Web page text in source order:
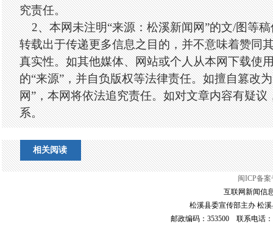
究责任。
2、本网未注明“来源：松溪新闻网”的文/图等稿
转载出于传递更多信息之目的，并不意味着赞同
真实性。如其他媒体、网站或个人从本网下载使
的“来源”，并自负版权等法律责任。如擅自篡改
网”，本网将依法追究责任。如对文章内容有疑议
系。
相关阅读
闽ICP备案
互联网新闻信
松溪县委宣传部主办 松
邮政编码：353500 联系电话：